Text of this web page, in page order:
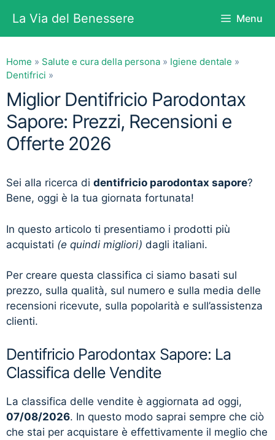
contenuto
La Via del Benessere Menu
Home » Salute e cura della persona » Igiene dentale »
Dentifrici »
Miglior Dentifricio Parodontax
Sapore: Prezzi, Recensioni e
Offerte 2026
Sei alla ricerca di dentifricio parodontax sapore?
Bene, oggi è la tua giornata fortunata!
In questo articolo ti presentiamo i prodotti più
acquistati (e quindi migliori) dagli italiani.
Per creare questa classifica ci siamo basati sul
prezzo, sulla qualità, sul numero e sulla media delle
recensioni ricevute, sulla popolarità e sull’assistenza
clienti.
Dentifricio Parodontax Sapore: La
Classifica delle Vendite
La classifica delle vendite è aggiornata ad oggi,
07/08/2026. In questo modo saprai sempre che ciò
che stai per acquistare è effettivamente il meglio che